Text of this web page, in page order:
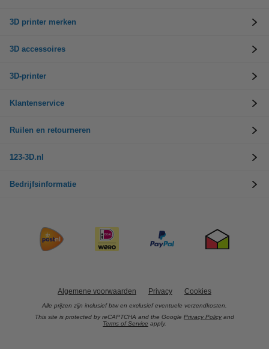
3D printer merken
3D accessoires
3D-printer
Klantenservice
Ruilen en retourneren
123-3D.nl
Bedrijfsinformatie
Algemene voorwaarden Privacy Cookies
Alle prijzen zijn inclusief btw en exclusief eventuele verzendkosten.
This site is protected by reCAPTCHA and the Google Privacy Policy and
Terms of Service apply.